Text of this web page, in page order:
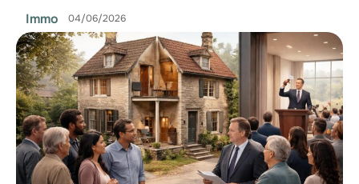
Immo 04/06/2026